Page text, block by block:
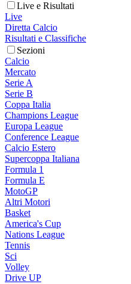
Live e Risultati
Live
Diretta Calcio
Risultati e Classifiche
Sezioni
Calcio
Mercato
Serie A
Serie B
Coppa Italia
Champions League
Europa League
Conference League
Calcio Estero
Supercoppa Italiana
Formula 1
Formula E
MotoGP
Altri Motori
Basket
America's Cup
Nations League
Tennis
Sci
Volley
Drive UP